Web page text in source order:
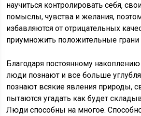
научиться контролировать себя,
помыслы, чувства и желания,
избавляются от отрицательных
приумножить положительные грани
Благодаря постоянному
люди познают и все больше
познают всякие явления природы,
пытаются угадать как будет
Люди способны на многое.